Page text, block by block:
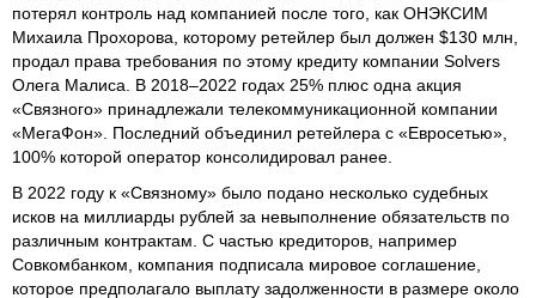
потерял контроль над компанией после того, как ОНЭКСИМ
Михаила Прохорова, которому ретейлер был должен $130 млн,
продал права требования по этому кредиту компании Solvers
Олега Малиса. В 2018–2022 годах 25% плюс одна акция
«Связного» принадлежали телекоммуникационной компании
«МегаФон». Последний объединил ретейлера с «Евросетью»,
100% которой оператор консолидировал ранее.
В 2022 году к «Связному» было подано несколько судебных
исков на миллиарды рублей за невыполнение обязательств по
различным контрактам. С частью кредиторов, например
Совкомбанком, компания подписала мировое соглашение,
которое предполагало выплату задолженности в размере около